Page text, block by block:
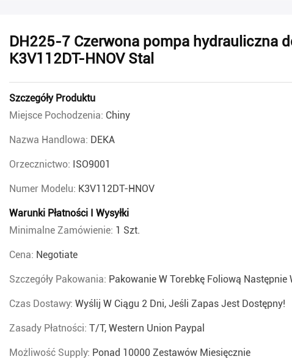
DH225-7 Czerwona pompa hydrauliczna
K3V112DT-HNOV Stal
Szczegóły Produktu
Miejsce Pochodzenia: Chiny
Nazwa Handlowa: DEKA
Orzecznictwo: ISO9001
Numer Modelu: K3V112DT-HNOV
Warunki Płatności I Wysyłki
Minimalne Zamówienie: 1 Szt.
Cena: Negotiate
Szczegóły Pakowania: Pakowanie W Torebkę Foliową Następnie
Czas Dostawy: Wyślij W Ciągu 2 Dni, Jeśli Zapas Jest Dostępny!
Zasady Płatności: T/T, Western Union Paypal
Możliwość Supply: Ponad 10000 Zestawów Miesięcznie